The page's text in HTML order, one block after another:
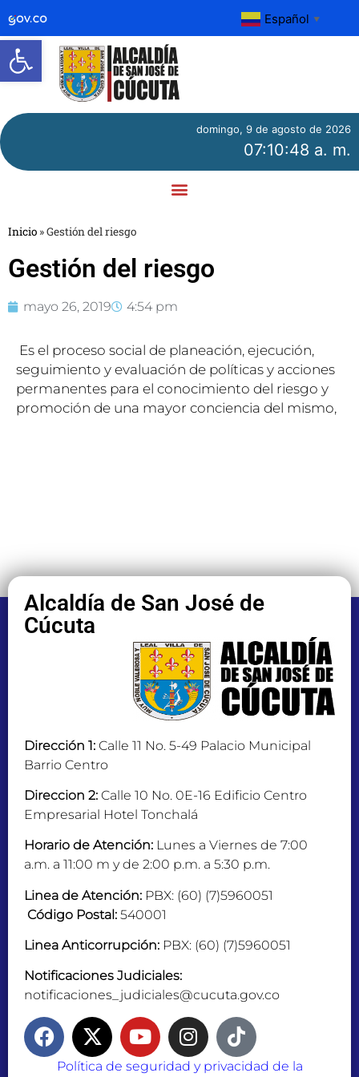
Abrir barra de herramientas
Español ▼
domingo, 9 de agosto de 2026
07:10:48 a. m.
Inicio »Gestión del riesgo
Gestión del riesgo
mayo 26, 2019 4:54 pm
Es el proceso social de planeación, ejecución,
seguimiento y evaluación de políticas y acciones
permanentes para el conocimiento del riesgo y
promoción de una mayor conciencia del mismo,
Alcaldía de San José de
Cúcuta
Dirección 1: Calle 11 No. 5-49 Palacio Municipal
Barrio Centro
Direccion 2: Calle 10 No. 0E-16 Edificio Centro
Empresarial Hotel Tonchalá
Horario de Atención: Lunes a Viernes de 7:00
a.m. a 11:00 m y de 2:00 p.m. a 5:30 p.m.
Linea de Atención: PBX: (60) (7)5960051
Código Postal: 540001
Linea Anticorrupción: PBX: (60) (7)5960051
Notificaciones Judiciales:
notificaciones_judiciales@cucuta.gov.co
Política de seguridad y privacidad de la